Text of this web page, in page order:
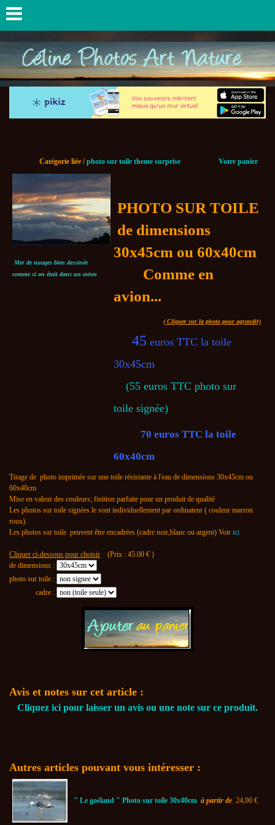
Catégorie liée /photo sur toile theme surprise Votre panier
Mer de nuages bien dessinée
comme si on était dans un avion
PHOTO SUR TOILE
de dimensions
30x45cm ou 60x40cm
Comme en
avion...
( Cliquer sur la photo pour agrandir)
45 euros TTC la toile
30x45cm
(55 euros TTC photo sur
toile signée)
70 euros TTC la toile
60x40cm
Tirage de photo imprimée sur une toile résistante à l'eau de dimensions 30x45cm ou
60x40cm
Mise en valeur des couleurs; finition parfaite pour un produit de qualité
Les photos sur toile signées le sont individuellement par ordinateur ( couleur marron
roux).
Les photos sur toile peuvent être encadrées (cadre noir,blanc ou argent) Voir ici
Cliquer ci-dessous pour choisir (Prix : 45.00 € )
de dimensions :
photo sur toile :
cadre :
Avis et notes sur cet article :
Cliquez ici pour laisser un avis ou une note sur ce produit.
Autres articles pouvant vous intéresser :
" Le goéland " Photo sur toile 30x40cm à partir de 24,00 €